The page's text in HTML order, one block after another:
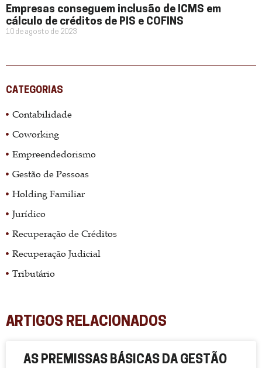
Empresas conseguem inclusão de ICMS em
cálculo de créditos de PIS e COFINS
10 de agosto de 2023
CATEGORIAS
Contabilidade
Coworking
Empreendedorismo
Gestão de Pessoas
Holding Familiar
Jurídico
Recuperação de Créditos
Recuperação Judicial
Tributário
ARTIGOS RELACIONADOS
AS PREMISSAS BÁSICAS DA GESTÃO